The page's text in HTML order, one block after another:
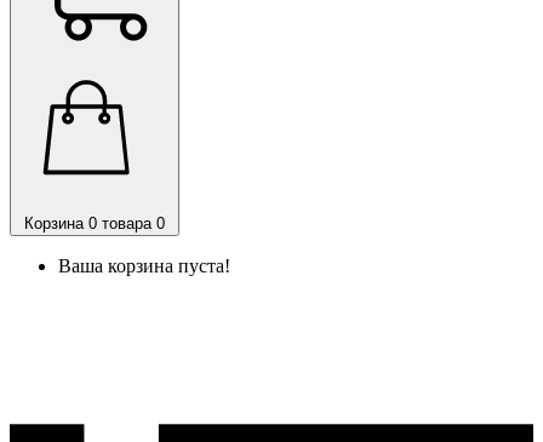
Корзина 0 товара 0
Ваша корзина пуста!